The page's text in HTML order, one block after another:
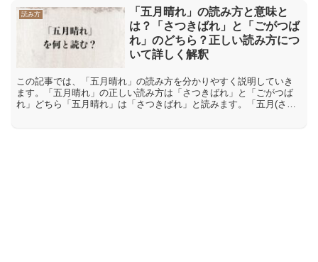
読み方
「五月晴れ」の読み方と意味と
は？「さつきばれ」と「ごがつば
れ」のどちら？正しい読み方につ
いて詳しく解釈
この記事では、「五月晴れ」の読み方を分かりやすく説明していき
ます。「五月晴れ」の正しい読み方は「さつきばれ」と「ごがつば
れ」どちら「五月晴れ」は「さつきばれ」と読みます。「五月(さつ